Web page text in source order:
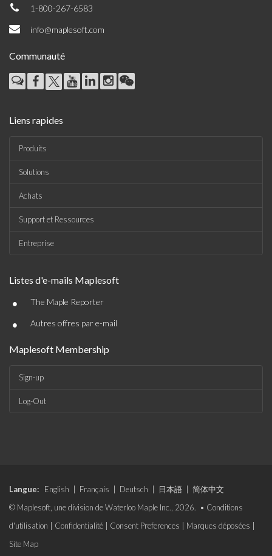
1-800-267-6583
info@maplesoft.com
Communauté
Liens rapides
Produits
Solutions
Achats
Support et Ressources
Entreprise
Listes d'e-mails Maplesoft
• The Maple Reporter
• Autres offres par e-mail
Maplesoft Membership
Sign-up
Log-Out
Langue: English Français Deutsch 日本語
简体中文
© Maplesoft, une division de Waterloo Maple Inc., 2026. • Conditions
d'utilisation
Confidentialité Consent Preferences Marques déposées
Site Map